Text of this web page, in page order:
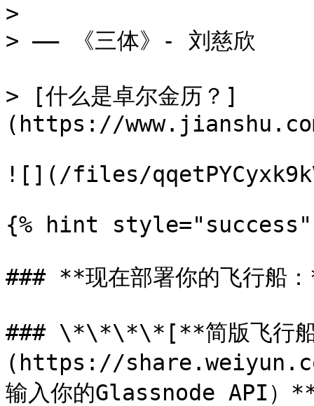
>
> —— 《三体》- 刘慈欣
> [什么是卓尔金历？]
(https://
![](/files/
{% hint style="success"
### **现在部署你的飞行船
### \*\*\*\*[**简版飞行
(https://
输入你的Glassnode API）